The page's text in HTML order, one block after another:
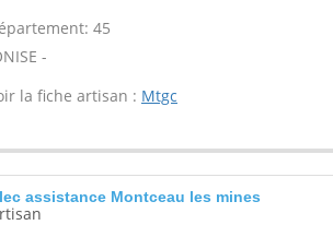
45
-
la fiche artisan : Mtgc
assistance Montceau les mines